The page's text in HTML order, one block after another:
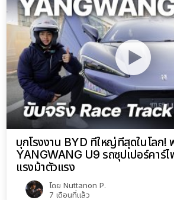
บุกโรงงาน BYD ที่ใหญ่ที่สุดในโลก!
YANGWANG U9 รถซุปเปอร์คาร์
แรงม้าตัวแรง
โดย Nuttanon P.
7 เดือนที่แล้ว